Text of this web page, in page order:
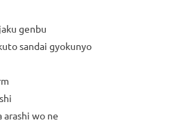
genbu
sandai gyokunyo
arashi wo ne